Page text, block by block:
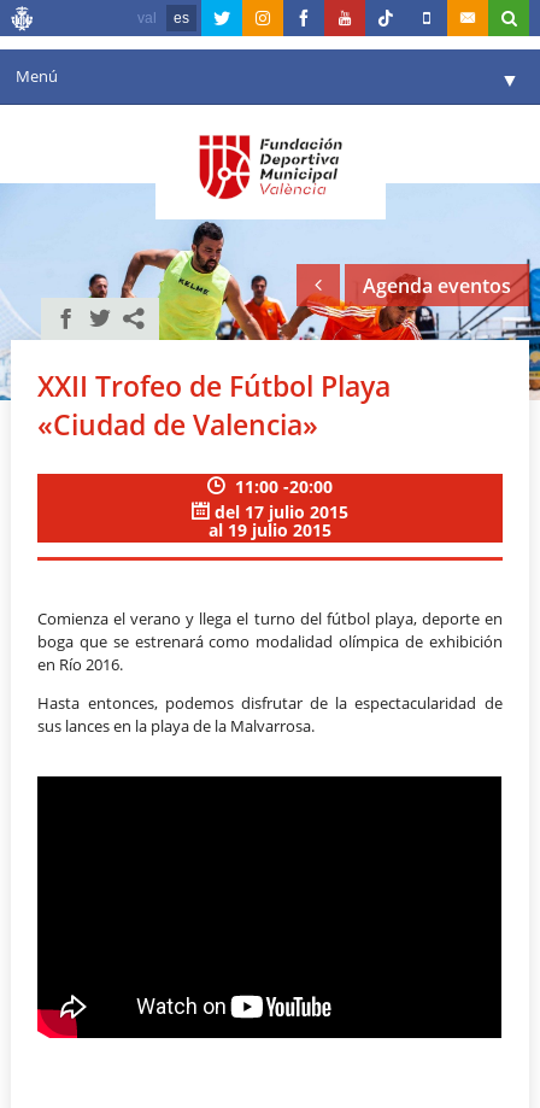
val es
Menú ▼
Agenda
Comunicación ▼
Valencia en deporte
Portal de Transparencia
Agenda eventos
XXII Trofeo de Fútbol Playa
«Ciudad de Valencia»
11:00 -20:00
del 17 julio 2015
al 19 julio 2015
Comienza el verano y llega el turno del fútbol playa, deporte en
boga que se estrenará como modalidad olímpica de exhibición
en Río 2016.
Hasta entonces, podemos disfrutar de la espectacularidad de
sus lances en la playa de la Malvarrosa.